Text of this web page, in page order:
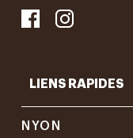
LIENS RAPIDES
NYON